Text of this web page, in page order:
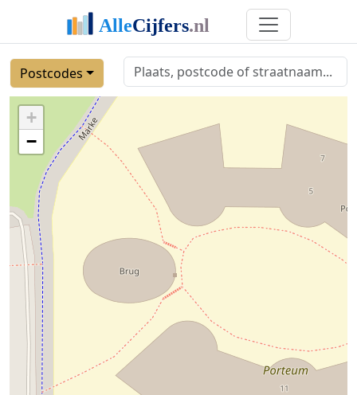
Postcodes
+
−